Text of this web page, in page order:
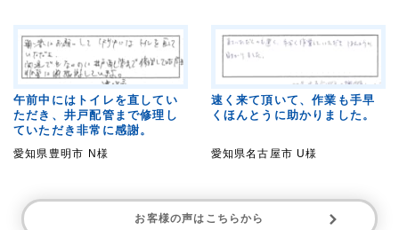
午前中にはトイレを直してい
ただき、井戸配管まで修理し
ていただき非常に感謝。
愛知県豊明市 N様
速く来て頂いて、作業も手早
くほんとうに助かりました。
愛知県名古屋市 U様
お客様の声はこちらから